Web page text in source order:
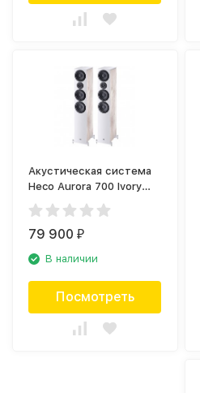
Акустическая система
Heco Aurora 700 Ivory
White (пара)
79 900₽
В наличии
Посмотреть